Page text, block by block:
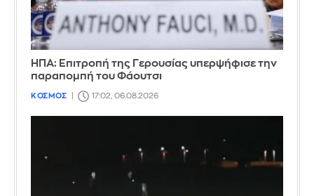
ΗΠΑ: Επιτροπή της Γερουσίας υπερψήφισε την
παραπομπή του Φάουτσι
ΚΟΣΜΟΣ 17:02, 06.08.2026